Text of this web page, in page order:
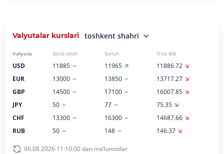
Valyutalar kurslari toshkent shahri
Valyuta Sotib olish Sotish O‘zb MB
USD 11885 11965
11886.72
EUR
13000 13850
13717.27
GBP
14500 17100
16007.85
JPY
50 77
75.35
CHF
13300 16300
14687.66
RUB
50 148 146.37
06.08.2026 11:10:00 dan ma’lumotlar